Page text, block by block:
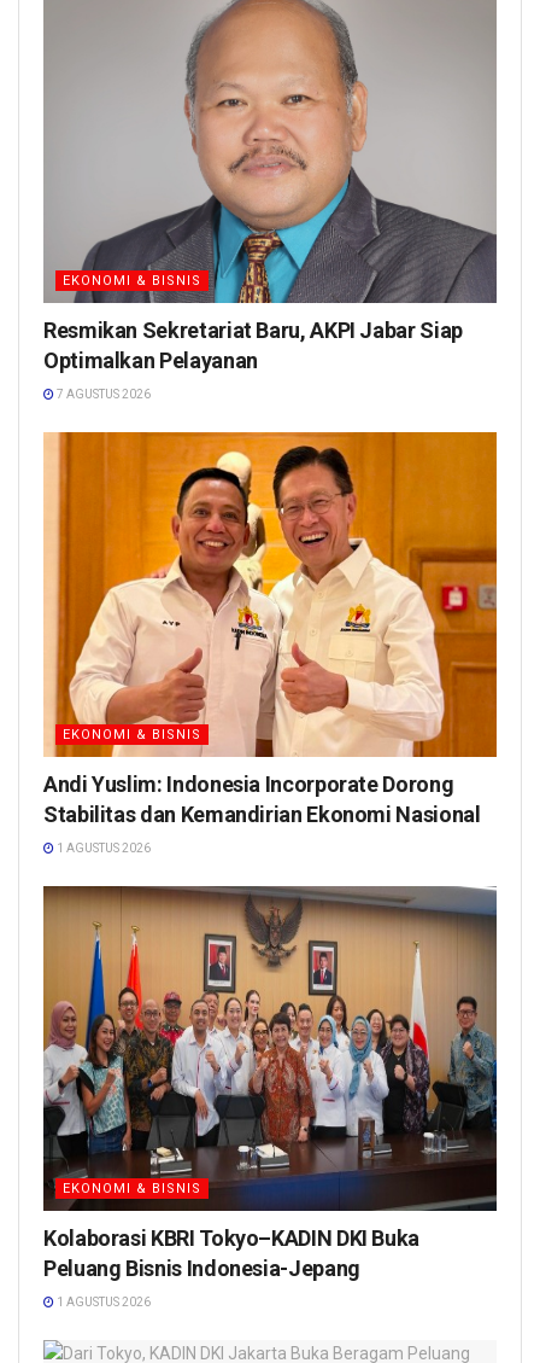
EKONOMI & BISNIS
Resmikan Sekretariat Baru, AKPI Jabar Siap
Optimalkan Pelayanan
7 AGUSTUS 2026
EKONOMI & BISNIS
Andi Yuslim: Indonesia Incorporate Dorong
Stabilitas dan Kemandirian Ekonomi Nasional
1 AGUSTUS 2026
EKONOMI & BISNIS
Kolaborasi KBRI Tokyo–KADIN DKI Buka
Peluang Bisnis Indonesia-Jepang
1 AGUSTUS 2026